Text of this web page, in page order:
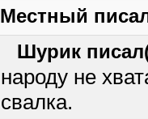
Местный
Шурик
народу не
свалка.